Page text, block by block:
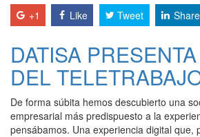
+1 Like Tweet Share
DATISA
DEL
De forma súbita hemos descubierto una
empresarial más predispuesto a la
pensábamos. Una experiencia digital que,